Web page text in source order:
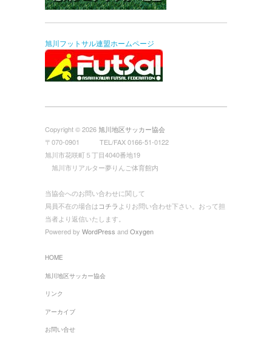
旭川フットサル連盟ホームページ
Copyright © 2026旭川地区サッカー協会
〒070-0901 TEL/FAX 0166-51-0122
旭川市花咲町５丁目4040番地19
旭川市リアルター夢りんご体育館内
当協会へのお問い合わせに関して
局員不在の場合はコチラよりお問い合わせ下さい。おって担
当者より返信いたします。
Powered by WordPress andOxygen
HOME
旭川地区サッカー協会
リンク
アーカイブ
お問い合せ